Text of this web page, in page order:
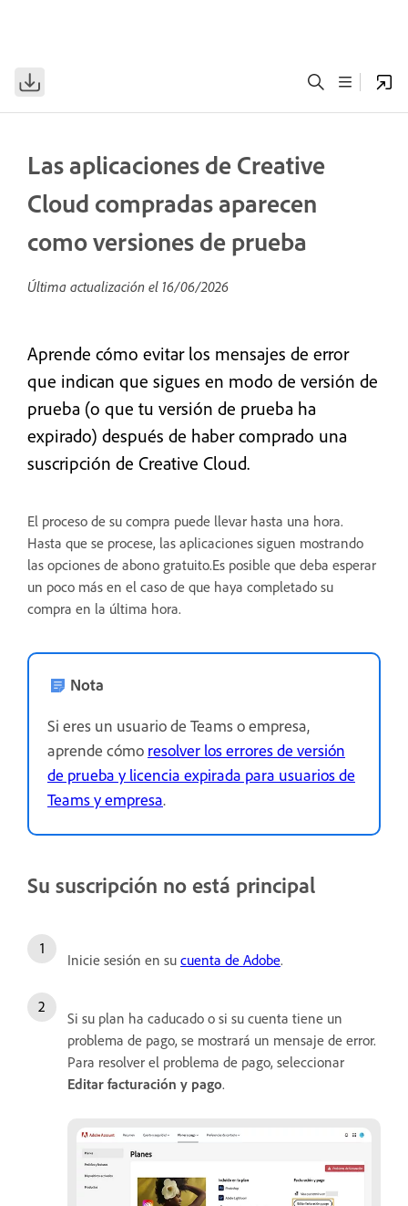
Las aplicaciones de Creative
Cloud compradas aparecen
como versiones de prueba
Última actualización el 16/06/2026
Aprende cómo evitar los mensajes de error
que indican que sigues en modo de versión de
prueba (o que tu versión de prueba ha
expirado) después de haber comprado una
suscripción de Creative Cloud.
El proceso de su compra puede llevar hasta una hora.
Hasta que se procese, las aplicaciones siguen mostrando
las opciones de abono gratuito.Es posible que deba esperar
un poco más en el caso de que haya completado su
compra en la última hora.
Nota
Si eres un usuario de Teams o empresa,
aprende cómo resolver los errores de versión
de prueba y licencia expirada para usuarios de
Teams y empresa.
Su suscripción no está principal
Inicie sesión en su cuenta de Adobe.
Si su plan ha caducado o si su cuenta tiene un
problema de pago, se mostrará un mensaje de error.
Para resolver el problema de pago, seleccionar
Editar facturación y pago.